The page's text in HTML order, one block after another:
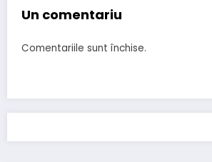
Un comentariu
Comentariile sunt închise.